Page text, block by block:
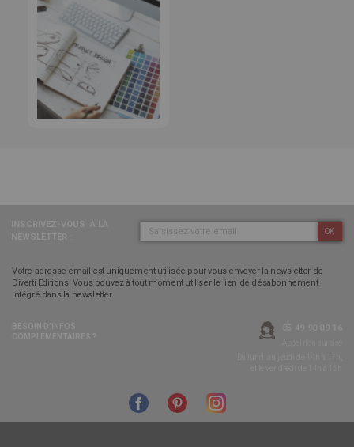
OK
Votre adresse email est uniquement utilisée pour vous envoyer la newsletter de
Diverti Editions. Vous pouvez à tout moment utiliser le lien de désabonnement
intégré dans la newsletter.